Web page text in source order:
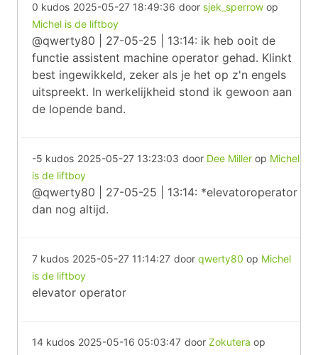
0 kudos 2025-05-27 18:49:36 door sjek_sperrow op
Michel is de liftboy
@qwerty80 | 27-05-25 | 13:14: ik heb ooit de
functie assistent machine operator gehad. Klinkt
best ingewikkeld, zeker als je het op z'n engels
uitspreekt. In werkelijkheid stond ik gewoon aan
de lopende band.
-5 kudos 2025-05-27 13:23:03 door Dee Miller op Michel
is de liftboy
@qwerty80 | 27-05-25 | 13:14: *elevatoroperator
dan nog altijd.
7 kudos 2025-05-27 11:14:27 door qwerty80 op Michel
is de liftboy
elevator operator
14 kudos 2025-05-16 05:03:47 door Zokutera op